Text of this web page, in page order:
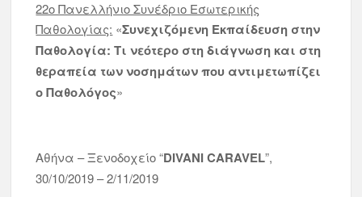
22ο Πανελλήνιο Συνέδριο Εσωτερικής
Παθολογίας: «Συνεχιζόμενη Εκπαίδευση στην
Παθολογία: Τι νεότερο στη διάγνωση και στη
θεραπεία των νοσημάτων που αντιμετωπίζει
ο Παθολόγος»
Αθήνα – Ξενοδοχείο “DIVANI CARAVEL”,
30/10/2019 – 2/11/2019